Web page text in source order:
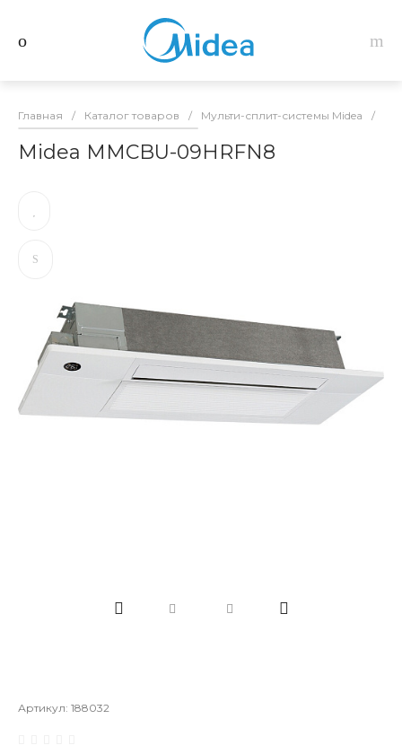
Главная / Каталог товаров / Мульти-сплит-системы Midea /
Midea MMCBU-09HRFN8
Артикул: 188032